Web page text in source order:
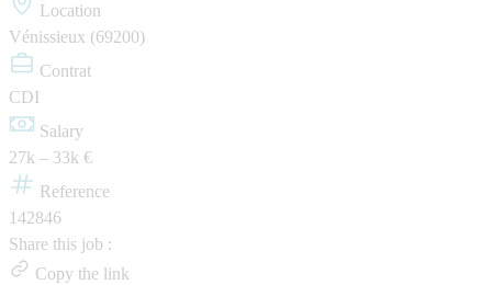
Location
Vénissieux (69200)
Contrat
CDI
Salary
27k – 33k €
Reference
142846
Share this job :
Copy the link